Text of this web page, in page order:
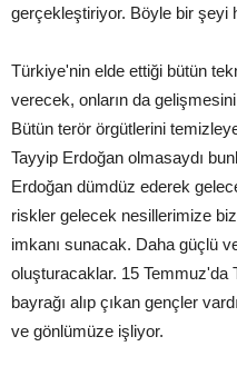
gerçekleştiriyor. Böyle bir şeyi
Türkiye'nin elde ettiği bütün
verecek, onların da
Bütün terör örgütlerini
Tayyip Erdoğan olmasaydı
Erdoğan dümdüz ederek
riskler gelecek nesillerimize
imkanı sunacak. Daha güçlü
oluşturacaklar. 15 Temmuz'da
bayrağı alıp çıkan gençler
ve gönlümüze işliyor.